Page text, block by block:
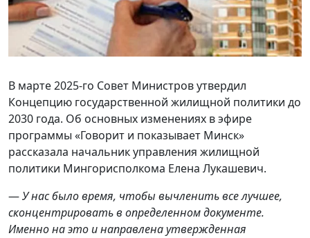
В марте 2025-го Совет Министров утвердил
Концепцию государственной жилищной политики до
2030 года. Об основных изменениях в эфире
программы «Говорит и показывает Минск»
рассказала начальник управления жилищной
политики Мингорисполкома Елена Лукашевич.
—Унас было время, чтобы вычленить все лучшее,
сконцентрировать в определенном документе.
Именно на это и направлена утвержденная